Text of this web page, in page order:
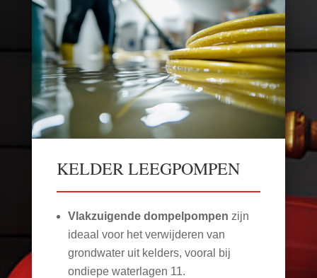
KELDER LEEGPOMPEN
Vlakzuigende dompelpompen zijn
ideaal voor het verwijderen van
grondwater uit kelders, vooral bij
ondiepe waterlagen 11.